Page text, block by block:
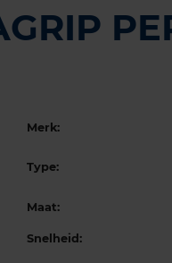
Merk:
Type:
Maat:
Snelheid: